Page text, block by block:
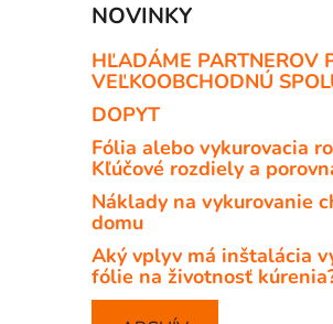
NOVINKY
HĽADÁME PARTNEROV
VEĽKOOBCHODNÚ
DOPYT
Fólia alebo vykurovacia
Kľúčové rozdiely a
Náklady na vykurovanie
domu
Aký vplyv má inštalácia
fólie na životnosť